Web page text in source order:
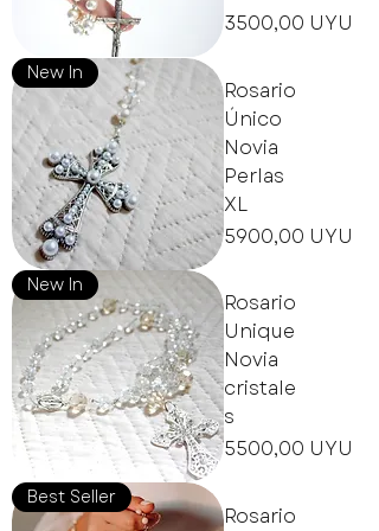
Precio
3500,00 UYU
New In
Rosario
Único
Novia
Perlas
XL
Precio
5900,00 UYU
New In
Rosario
Unique
Novia
cristale
s
Precio
5500,00 UYU
Best Seller
Rosario